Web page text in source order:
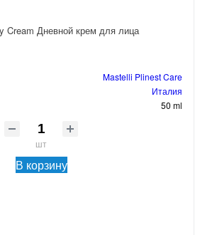
Cream Дневной крем для лица
Mastelli Plinest Care
Италия
50 ml
шт
В корзину